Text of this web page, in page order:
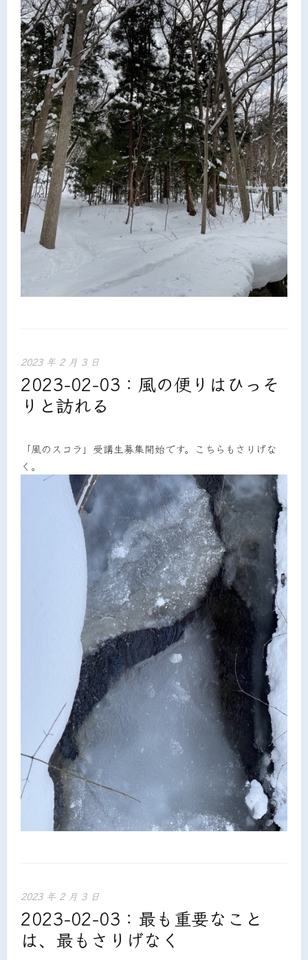
2023 年 2 月 3 日
2023-02-03：風の便りはひっそ
りと訪れる
「風のスコラ」受講生募集開始です。こちらもさりげな
く。
2023 年 2 月 3 日
2023-02-03：最も重要なこと
は、最もさりげなく